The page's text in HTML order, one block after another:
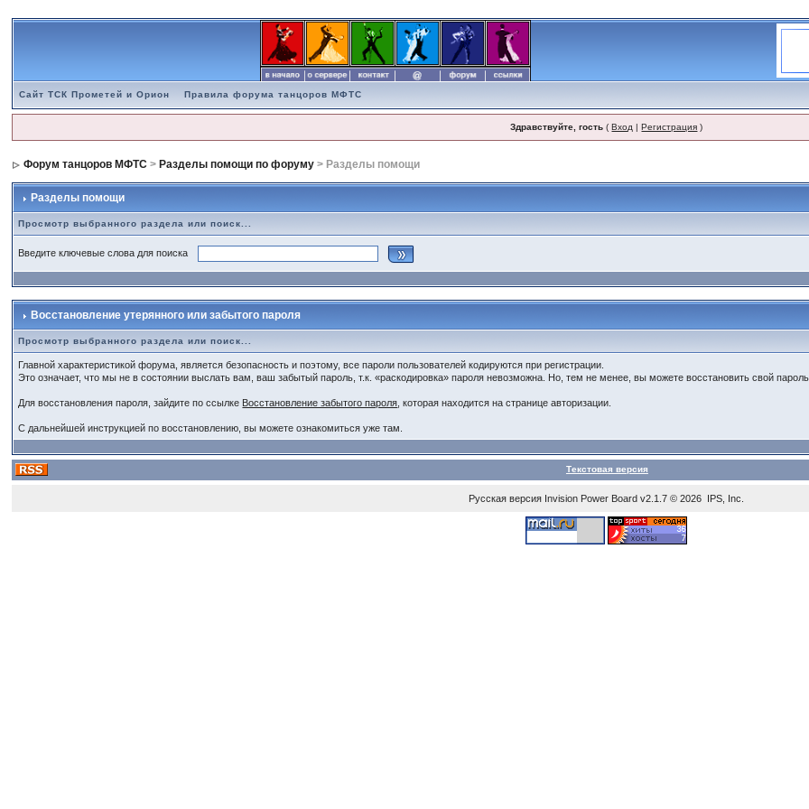
Сайт ТСК Прометей и Орион Правила форума танцоров МФТС
Здравствуйте, гость (Вход |Регистрация )
Форум танцоров МФТС > Разделы помощи по форуму > Разделы помощи
Разделы помощи
Просмотр выбранного раздела или поиск...
Введите ключевые слова для поиска
Восстановление утерянного или забытого пароля
Просмотр выбранного раздела или поиск...
Главной характеристикой форума, является безопасность и поэтому, все пароли пользователей кодируются при регистрации.
Это означает, что мы не в состоянии выслать вам, ваш забытый пароль, т.к. «раскодировка» пароля невозможна. Но, тем не менее, вы можете восстановить свой пароль.
Для восстановления пароля, зайдите по ссылке Восстановление забытого пароля , которая находится на странице авторизации.
С дальнейшей инструкцией по восстановлению, вы можете ознакомиться уже там.
Текстовая версия
Русская версия Invision Power Board v2.1.7 © 2026 IPS, Inc.